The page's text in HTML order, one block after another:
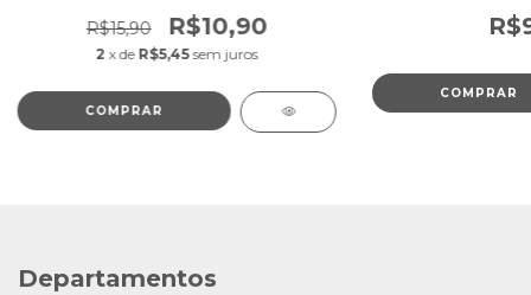
R$15,90 R$10,90
2 x de R$5,45 sem juros
Departamentos